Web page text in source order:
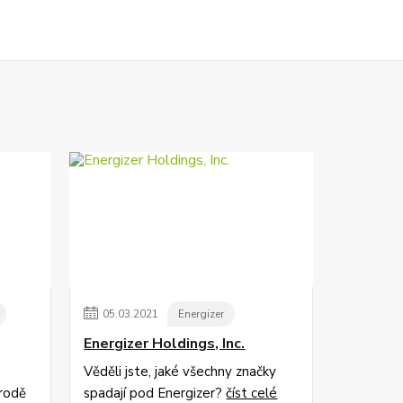
05.03.2021 Energizer
Energizer Holdings, Inc.
Věděli jste, jaké všechny značky
spadají pod Energizer?číst celé